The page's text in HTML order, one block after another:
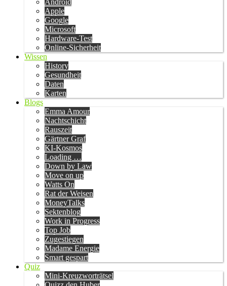
Android
Apple
Google
Microsoft
Hardware-Test
Online-Sicherheit
Wissen
History
Gesundheit
Daten
Karten
Blogs
Emma Amour
Nachtschicht
Rauszeit
Gärtner Graf
KI-Kosmos
Loading …
Down by Law
Move on up
Watts On
Rat der Weisen
MoneyTalks
Sektenblog
Work in Progress
Top Job
Zugestiegen
Madame Energie
Smart gespart
Quiz
Mini-Kreuzworträtsel